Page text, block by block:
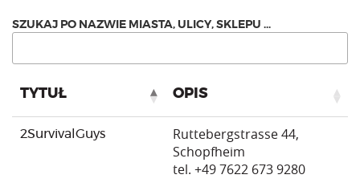
TYTUŁ OPIS
2SurvivalGuys
Ruttebergstrasse 44,
Schopfheim
tel. +49 7622 673 9280